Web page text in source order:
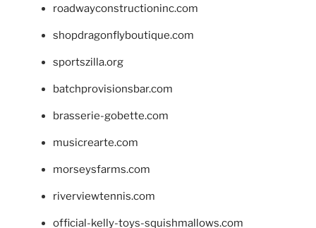
roadwayconstructioninc.com
shopdragonflyboutique.com
sportszilla.org
batchprovisionsbar.com
brasserie-gobette.com
musicrearte.com
morseysfarms.com
riverviewtennis.com
official-kelly-toys-squishmallows.com